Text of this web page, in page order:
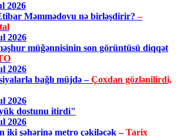
2026
Məmmədovu nə birləşdirir?–
2026
müğənnisinin son görüntüsü diqqət
2026
bağlı müjdə –Çoxdan gözlənilirdi,
2026
dostunu itirdi"
2026
iki şəhərinə metro çəkiləcək –Tarix